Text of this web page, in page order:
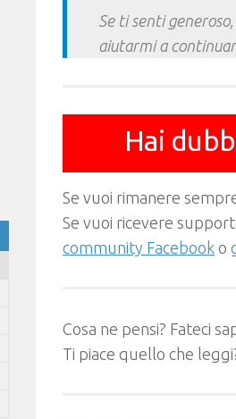
Se ti senti generoso,
aiutarmi a
Hai
Se vuoi rimanere
Se vuoi ricevere
community Facebook o
Cosa ne pensi? Fateci
Ti piace quello che